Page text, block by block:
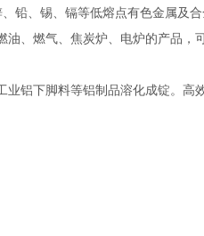
铅、锡、镉等低熔点有色金属及
、燃气、焦炭炉、电炉的产品，
铝下脚料等铝制品溶化成锭。 高